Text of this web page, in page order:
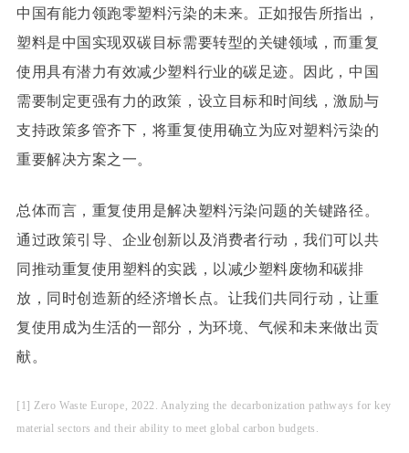
中国有能力领跑零塑料污染的未来。正如报告所指出，
塑料是中国实现双碳目标需要转型的关键领域，而重复
使用具有潜力有效减少塑料行业的碳足迹。因此，中国
需要制定更强有力的政策，设立目标和时间线，激励与
支持政策多管齐下，将重复使用确立为应对塑料污染的
重要解决方案之一。
总体而言，重复使用是解决塑料污染问题的关键路径。
通过政策引导、企业创新以及消费者行动，我们可以共
同推动重复使用塑料的实践，以减少塑料废物和碳排
放，同时创造新的经济增长点。让我们共同行动，让重
复使用成为生活的一部分，为环境、气候和未来做出贡
献。
[1] Zero Waste Europe, 2022. Analyzing the decarbonization pathways for key
material sectors and their ability to meet global carbon budgets.